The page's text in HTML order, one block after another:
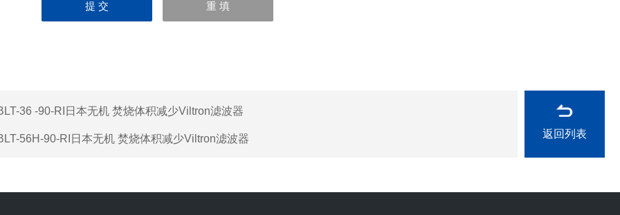
36 -90-RI日本无机 焚烧体积减少Viltron滤波器
56H-90-RI日本无机 焚烧体积减少Viltron滤波器 返回列表